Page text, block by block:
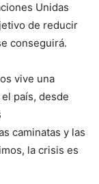
Unidas
de reducir
conseguirá.
vive una
país, desde
caminatas y las
la crisis es